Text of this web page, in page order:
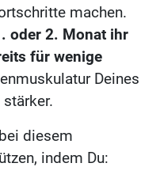
machen.
oder 2. Monat ihr
für wenige
Deines
diesem
indem Du: